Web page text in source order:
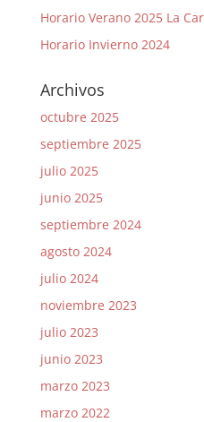
Horario Verano 2025 La
Horario Invierno 2024
Archivos
octubre 2025
septiembre 2025
julio 2025
junio 2025
septiembre 2024
agosto 2024
julio 2024
noviembre 2023
julio 2023
junio 2023
marzo 2023
marzo 2022